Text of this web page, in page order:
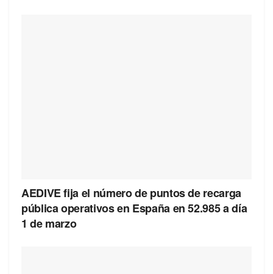
AEDIVE fija el número de puntos de recarga
pública operativos en España en 52.985 a día
1 de marzo